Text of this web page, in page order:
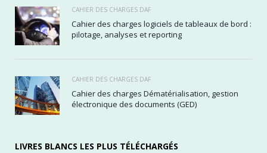
CAHIER DES CHARGES DAF
Cahier des charges logiciels de tableaux de bord :
pilotage, analyses et reporting
CAHIER DES CHARGES DAF
Cahier des charges Dématérialisation, gestion
électronique des documents (GED)
LIVRES BLANCS LES PLUS TÉLÉCHARGÉS